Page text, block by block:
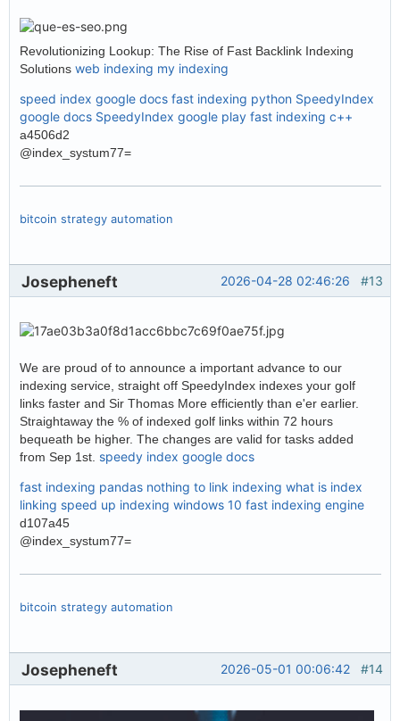
Revolutionizing Lookup: The Rise of Fast Backlink Indexing
Solutions web indexing my indexing
speed index google docs fast indexing python SpeedyIndex
google docs SpeedyIndex google play fast indexing c++
a4506d2
@index_systum77=
bitcoin strategy automation
#13
2026-04-28 02:46:26
Josepheneft
We are proud of to announce a important advance to our
indexing service, straight off SpeedyIndex indexes your golf
links faster and Sir Thomas More efficiently than e'er earlier.
Straightaway the % of indexed golf links within 72 hours
bequeath be higher. The changes are valid for tasks added
from Sep 1st. speedy index google docs
fast indexing pandas nothing to link indexing what is index
linking speed up indexing windows 10 fast indexing engine
d107a45
@index_systum77=
bitcoin strategy automation
#14
2026-05-01 00:06:42
Josepheneft